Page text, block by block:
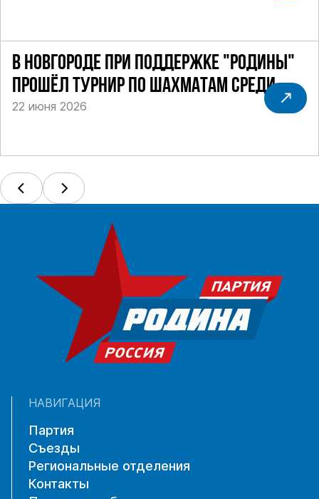
В НОВГОРОДЕ ПРИ ПОДДЕРЖКЕ "РОДИНЫ"
ПРОШЁЛ ТУРНИР ПО ШАХМАТАМ СРЕДИ
СИЛОВИКОВ
22 июня 2026
НАВИГАЦИЯ
Партия
Съезды
Региональные отделения
Контакты